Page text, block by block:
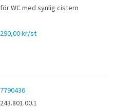
för WC med synlig cistern
290,00 kr/st
7790436
243.801.00.1